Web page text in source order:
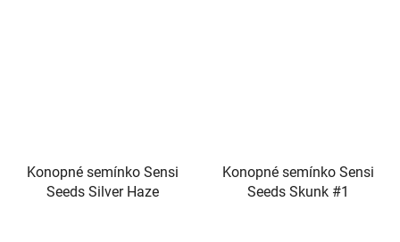
Konopné semínko Sensi
Seeds Silver Haze
Konopné semínko Sensi
Seeds Skunk #1